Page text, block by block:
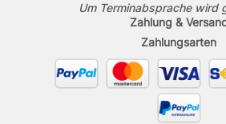
Um Terminabsprache wird
Zahlung &
Zahlungsarten